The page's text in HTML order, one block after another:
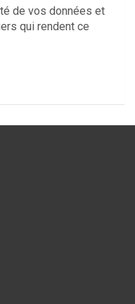
de vos données et
qui rendent ce